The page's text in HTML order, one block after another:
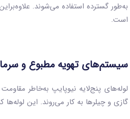
به‌طور گسترده استفاده می‌شوند.
است.
سیستم‌های تهویه مطبوع و
لوله‌های پنج‌لایه نیوپایپ به‌خاطر
گازی و چیلرها به کار می‌روند. این